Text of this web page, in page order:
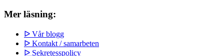
Mer läsning:
ᐅ Vår blogg
ᐅ Kontakt / samarbeten
ᐅ Sekretesspolicy